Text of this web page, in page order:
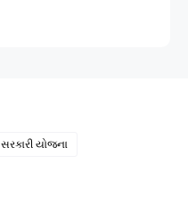
સરકારી યોજના